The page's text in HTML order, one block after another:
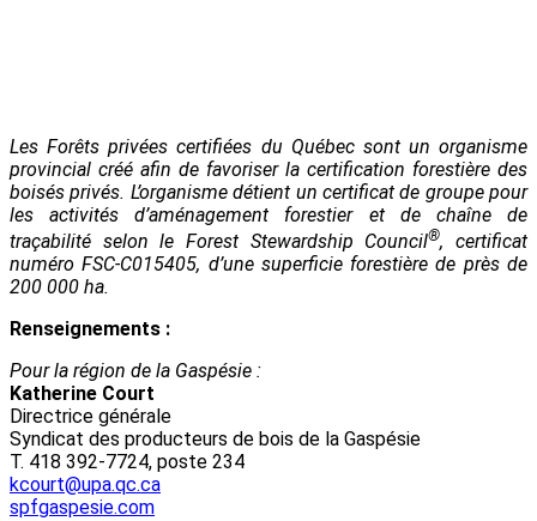
Les Forêts privées certifiées du Québec sont un organisme
provincial créé afin de favoriser la certification forestière des
boisés privés. L’organisme détient un certificat de groupe pour
les activités d’aménagement forestier et de chaîne de
traçabilité selon le Forest Stewardship Council®, certificat
numéro FSC-C015405, d’une superficie forestière de près de
200 000 ha.
Renseignements :
Pour la région de la Gaspésie :
Katherine Court
Directrice générale
Syndicat des producteurs de bois de la Gaspésie
T. 418 392-7724, poste 234
kcourt@upa.qc.ca
spfgaspesie.com